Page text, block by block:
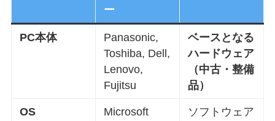
ー
PC本体
Panasonic,
Toshiba, Dell,
Lenovo,
Fujitsu
ベースとなる
ハードウェア
（中古・整備
品）
OS
Microsoft
ソフトウェア